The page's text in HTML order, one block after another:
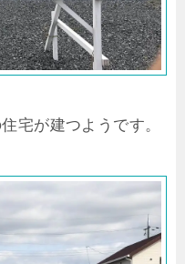
宅が建つようです。